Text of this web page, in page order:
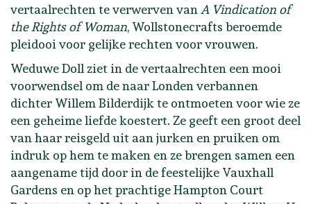
vertaalrechten te verwerven van A Vindication of
the Rights of Woman, Wollstonecrafts beroemde
pleidooi voor gelijke rechten voor vrouwen.
Weduwe Doll ziet in de vertaalrechten een mooi
voorwendsel om de naar Londen verbannen
dichter Willem Bilderdijk te ontmoeten voor wie ze
een geheime liefde koestert. Ze geeft een groot deel
van haar reisgeld uit aan jurken en pruiken om
indruk op hem te maken en ze brengen samen een
aangename tijd door in de feestelijke Vauxhall
Gardens en op het prachtige Hampton Court